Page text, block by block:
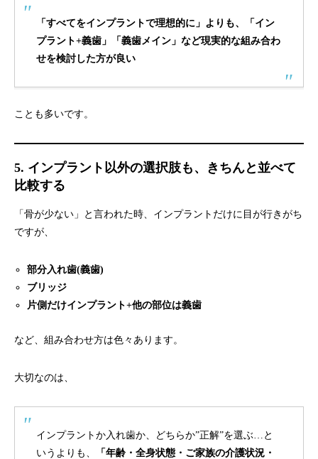
「すべてをインプラントで理想的に」よりも、「イン
プラント+義歯」「義歯メイン」など現実的な組み合わ
せを検討した方が良い
ことも多いです。
5. インプラント以外の選択肢も、きちんと並べて
比較する
「骨が少ない」と言われた時、インプラントだけに目が行きがち
ですが、
部分入れ歯(義歯)
ブリッジ
片側だけインプラント+他の部位は義歯
など、組み合わせ方は色々あります。
大切なのは、
インプラントか入れ歯か、どちらか”正解”を選ぶ…と
いうよりも、
「年齢・全身状態・ご家族の介護状況・